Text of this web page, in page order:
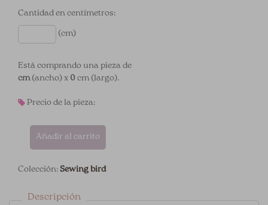
Cantidad en centímetros:
(cm)
Está comprando una pieza de
cm(ancho) x 0cm (largo).
Precio de la pieza:
Añadir al carrito
Colección:Sewing bird
Descripción